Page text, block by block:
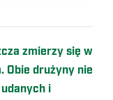
zmierzy się w
Obie drużyny nie
i